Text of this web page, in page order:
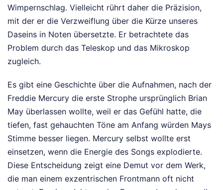
Wimpernschlag. Vielleicht rührt daher die Präzision,
mit der er die Verzweiflung über die Kürze unseres
Daseins in Noten übersetzte. Er betrachtete das
Problem durch das Teleskop und das Mikroskop
zugleich.
Es gibt eine Geschichte über die Aufnahmen, nach der
Freddie Mercury die erste Strophe ursprünglich Brian
May überlassen wollte, weil er das Gefühl hatte, die
tiefen, fast gehauchten Töne am Anfang würden Mays
Stimme besser liegen. Mercury selbst wollte erst
einsetzen, wenn die Energie des Songs explodierte.
Diese Entscheidung zeigt eine Demut vor dem Werk,
die man einem exzentrischen Frontmann oft nicht